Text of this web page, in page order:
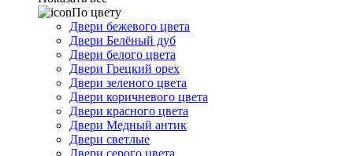
По цвету
Двери бежевого цвета
Двери Белёный дуб
Двери белого цвета
Двери Грецкий орех
Двери зеленого цвета
Двери коричневого цвета
Двери красного цвета
Двери Медный антик
Двери светлые
Двери серого цвета